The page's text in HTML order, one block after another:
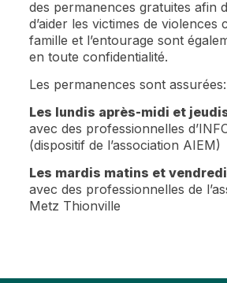
des permanences gratuites afin
d’aider les victimes de violences
famille et l’entourage sont
en toute confidentialité.
Les permanences sont assurées:
Les lundis après-midi et
avec des professionnelles
(dispositif de l’association AIEM)
Les mardis matins et
avec des professionnelles de
Metz Thionville